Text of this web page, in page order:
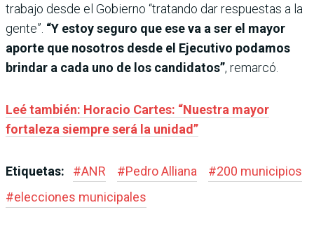
trabajo desde el Gobierno “tratando dar respuestas a la
gente”. “Y estoy seguro que ese va a ser el mayor
aporte que nosotros desde el Ejecutivo podamos
brindar a cada uno de los candidatos”, remarcó.
Leé también: Horacio Cartes: “Nuestra mayor
fortaleza siempre será la unidad”
Etiquetas: #ANR #Pedro Alliana #200 municipios
#elecciones municipales